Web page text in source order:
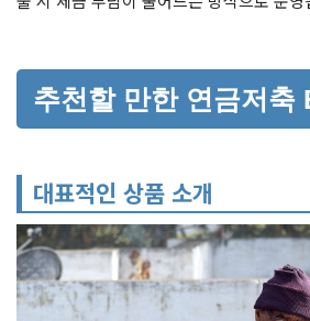
추천할 만한 연금저축
대표적인 상품 소개